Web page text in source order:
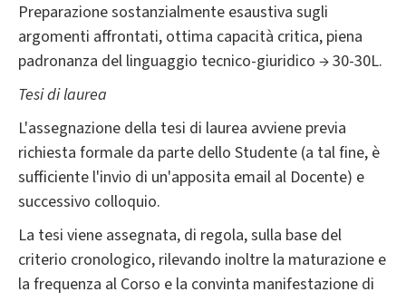
Preparazione sostanzialmente esaustiva sugli
argomenti affrontati, ottima capacità critica, piena
padronanza del linguaggio tecnico-giuridico → 30-30L.
Tesi di laurea
L'assegnazione della tesi di laurea avviene previa
richiesta formale da parte dello Studente (a tal fine, è
sufficiente l'invio di un'apposita email al Docente) e
successivo colloquio.
La tesi viene assegnata, di regola, sulla base del
criterio cronologico, rilevando inoltre la maturazione e
la frequenza al Corso e la convinta manifestazione di